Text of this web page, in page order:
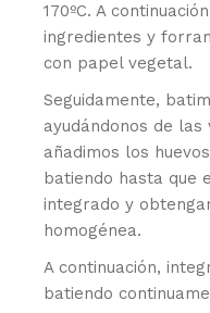
170ºC. A
ingredientes y
con papel vegetal.
Seguidamente,
ayudándonos de
añadimos los
batiendo hasta que
integrado y
homogénea.
A continuación,
batiendo